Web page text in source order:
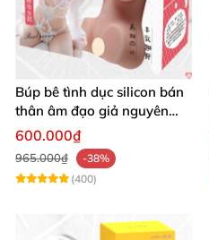
Búp bê tình dục silicon bán
thân âm đạo giả nguyên
khối
600.000₫
965.000₫
-38%
(400)